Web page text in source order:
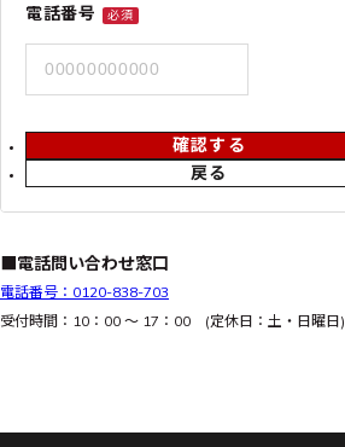
電話番号 必須
戻る
確認する
■電話問い合わせ窓口
電話番号：0120-838-703
受付時間：10：00 ～ 17：00 (定休日：土・日曜日)